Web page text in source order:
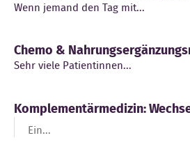
Wenn jemand den Tag mit...
Chemo &
Sehr viele Patientinnen...
Komplementärmedizin:
Ein...